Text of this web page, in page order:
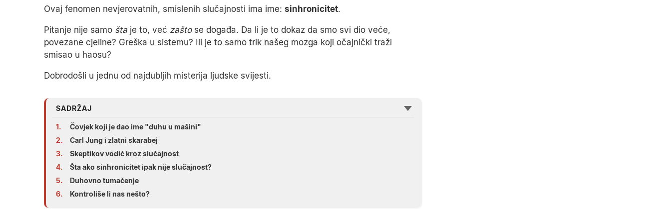
Ovaj fenomen nevjerovatnih, smislenih slučajnosti ima ime: sinhronicitet.
Pitanje nije samo šta je to, već zaštose događa. Da li je to dokaz da smo svi dio veće,
povezane cjeline? Greška u sistemu? Ili je to samo trik našeg mozga koji očajnički traži
smisao u haosu?
Dobrodošli u jednu od najdubljih misterija ljudske svijesti.
SADRŽAJ
1.
Čovjek koji je dao ime "duhu u mašini"
2.
Carl Jung i zlatni skarabej
3.
Skeptikov vodić kroz slučajnost
4.
Šta ako sinhronicitet ipak nije slučajnost?
5.
Duhovno tumačenje
6.
Kontroliše li nas nešto?